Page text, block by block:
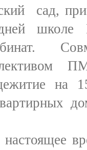
сад,
на